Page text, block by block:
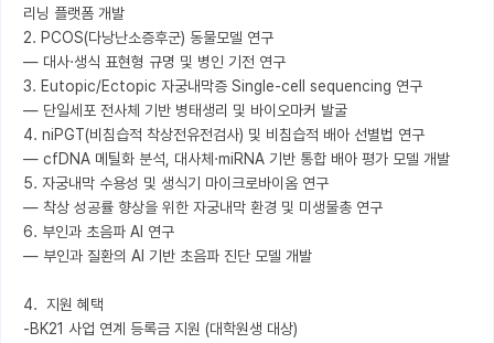
리닝 플랫폼 개발
2. PCOS(다낭난소증후군) 동물모델 연구
— 대사·생식 표현형 규명 및 병인 기전 연구
3. Eutopic/Ectopic 자궁내막증 Single-cell sequencing 연구
— 단일세포 전사체 기반 병태생리 및 바이오마커 발굴
4. niPGT(비침습적 착상전유전검사) 및 비침습적 배아 선별법 연구
— cfDNA 메틸화 분석, 대사체·miRNA 기반 통합 배아 평가 모델 개발
5. 자궁내막 수용성 및 생식기 마이크로바이옴 연구
— 착상 성공률 향상을 위한 자궁내막 환경 및 미생물총 연구
6. 부인과 초음파 AI 연구
— 부인과 질환의 AI 기반 초음파 진단 모델 개발
4.  지원 혜택
-BK21 사업 연계 등록금 지원 (대학원생 대상)